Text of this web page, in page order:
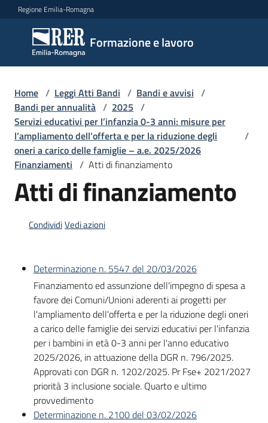
Vai al contenuto
Vai alla navigazione
Vai al footer
Regione Emilia-Romagna
Formazione e lavoro
Formazione
e lavoro
Argomenti
Novità
Servizi
Atti
Bandi
Piani
Programmi
Progetti
Home / Leggi Atti Bandi / Bandi e avvisi /
Bandi per annualità / 2025 /
Servizi educativi per l’infanzia 0-3 anni: misure per
l’ampliamento dell’offerta e per la riduzione degli
oneri a carico delle famiglie – a.e. 2025/2026
/
Finanziamenti / Atti di finanziamento
Atti di finanziamento
CondividiVedi azioni
Determinazione n. 5547 del 20/03/2026
Finanziamento ed assunzione dell'impegno di spesa a
favore dei Comuni/Unioni aderenti ai progetti per
l'ampliamento dell'offerta e per la riduzione degli oneri
a carico delle famiglie dei servizi educativi per l'infanzia
per i bambini in età 0-3 anni per l'anno educativo
2025/2026, in attuazione della DGR n. 796/2025.
Approvati con DGR n. 1202/2025. Pr Fse+ 2021/2027
priorità 3 inclusione sociale. Quarto e ultimo
provvedimento
Determinazione n. 2100 del 03/02/2026